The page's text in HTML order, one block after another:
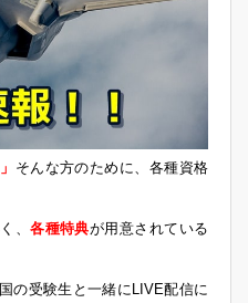
そんな方のために、各種資格
、各種特典が用意されている
の受験生と一緒にLIVE配信に